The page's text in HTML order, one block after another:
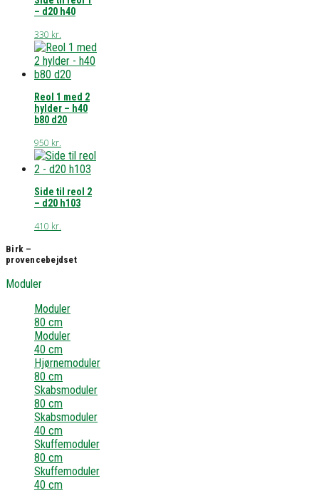
– d20 h40
330 kr.
Reol 1 med 2
hylder – h40
b80 d20
950 kr.
Side til reol 2
– d20 h103
410 kr.
Birk –
provencebejdset
Moduler
Moduler
80 cm
Moduler
40 cm
Hjørnemoduler
80 cm
Skabsmoduler
80 cm
Skabsmoduler
40 cm
Skuffemoduler
80 cm
Skuffemoduler
40 cm